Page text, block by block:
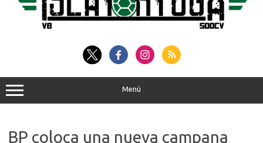
Menú
BP coloca una nueva campana